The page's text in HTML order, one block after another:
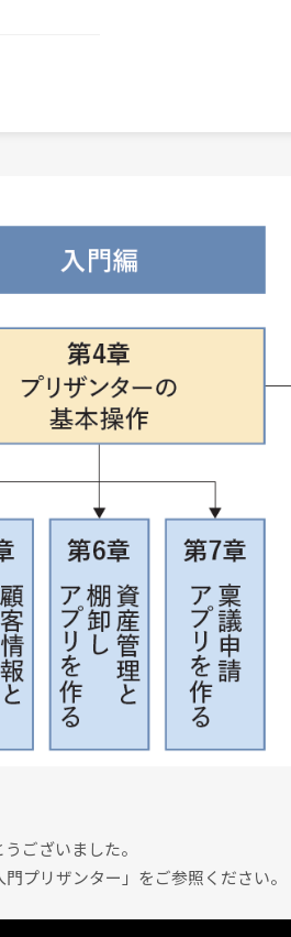
ございました。
プリザンター」をご参照ください。